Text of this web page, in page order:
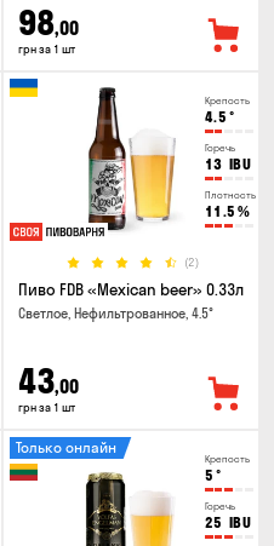
98,00
грн за 1 шт
Крепость
4.5 °
Горечь
13 IBU
Плотность
11.5 %
(2)
Пиво FDB «Mexican beer» 0.33л
Светлое, Нефильтрованное, 4.5°
43,00
грн за 1 шт
Крепость
5 °
Горечь
25 IBU
Только онлайн